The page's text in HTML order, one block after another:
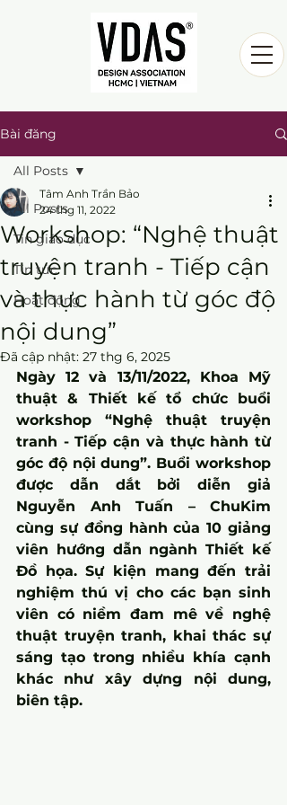
Bài đăng
All Posts
Tin giáo dục
Tin tức
Hoạt động
All Posts
Workshop: “Nghệ thuật
truyện tranh - Tiếp cận
và thực hành từ góc độ
nội dung”
Tâm Anh Trần Bảo
24 thg 11, 2022
Đã cập nhật: 27 thg 6, 2025
Ngày 12 và 13/11/2022, Khoa Mỹ
thuật & Thiết kế tổ chức buổi
workshop “Nghệ thuật truyện
tranh - Tiếp cận và thực hành từ
góc độ nội dung”. Buổi workshop
được dẫn dắt bởi diễn giả
Nguyễn Anh Tuấn – ChuKim
cùng sự đồng hành của 10 giảng
viên hướng dẫn ngành Thiết kế
Đồ họa. Sự kiện mang đến trải
nghiệm thú vị cho các bạn sinh
viên có niềm đam mê về nghệ
thuật truyện tranh, khai thác sự
sáng tạo trong nhiều khía cạnh
khác như xây dựng nội dung,
biên tập.